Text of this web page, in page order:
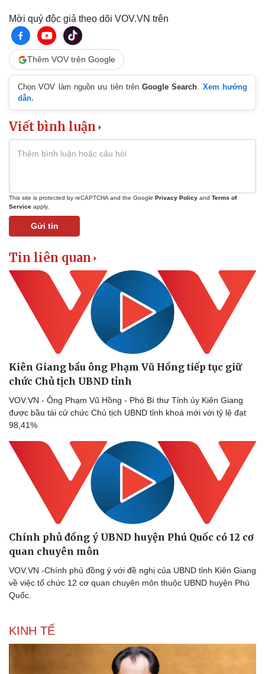
Kinh tế
Bất động sản
Khởi nghiệp
Mời quý độc giả theo dõi VOV.VN trên
Thêm VOV trên Google
Chọn VOV làm nguồn ưu tiên trênGoogle Search. Xem hướng
dẫn.
Viết bình luận
This site is protected by reCAPTCHA and the Google Privacy Policy and Terms of
Service apply.
Gửi tin
Tin liên quan
Kiên Giang bầu ông Phạm Vũ Hồng tiếp tục giữ
chức Chủ tịch UBND tỉnh
VOV.VN - Ông Phạm Vũ Hồng - Phó Bí thư Tỉnh ủy Kiên Giang
được bầu tái cử chức Chủ tịch UBND tỉnh khoá mới với tỷ lệ đạt
98,41%
Chính phủ đồng ý UBND huyện Phú Quốc có 12 cơ
quan chuyên môn
VOV.VN -Chính phủ đồng ý với đề nghị của UBND tỉnh Kiên Giang
về việc tổ chức 12 cơ quan chuyên môn thuộc UBND huyện Phú
Quốc.
KINH TẾ